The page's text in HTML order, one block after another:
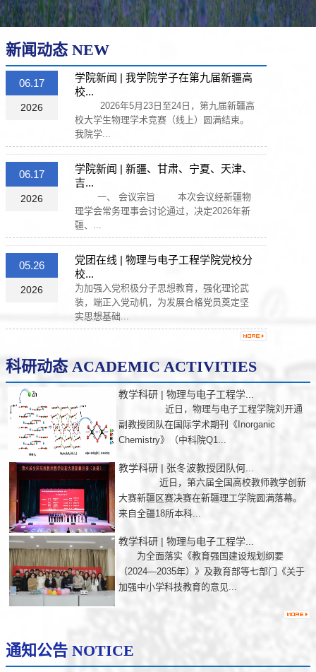
新闻动态 NEW
06.17
2026
学院新闻 | 我学院学子在第九届新疆高
校...
2026年5月23日至24日，第九届新疆高
校大学生物理学术竞赛（线上）圆满结束。
我院学...
06.17
2026
学院新闻 | 新疆、甘肃、宁夏、天津、
吉...
一、 会议宗旨 本次会议经新疆物
理学会常务理事会讨论通过，决定2026年新
疆、...
05.26
2026
党团在线 | 物理与电子工程学院党校分
校...
为加强入党积极分子思想教育，强化理论武
装，端正入党动机，为发展合格党员奠定坚
实思想基础...
科研动态 ACADEMIC ACTIVITIES
教学科研 | 物理与电子工程学...
近日，物理与电子工程学院刘开通
副教授团队在国际学术期刊《Inorganic
Chemistry》（中科院Q1...
教学科研 | 张冬波教授团队何...
近日，第六届全国高校教师教学创新
大赛新疆区赛决赛在新疆理工学院圆满落幕。
来自全疆18所本科...
教学科研 | 物理与电子工程学...
为全面落实《教育强国建设规划纲要
（2024—2035年）》及教育部等七部门《关于
加强中小学科技教育的意见...
通知公告 NOTICE